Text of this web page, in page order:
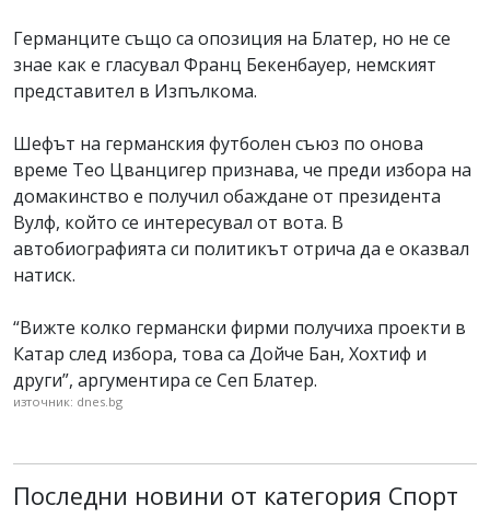
Германците също са опозиция на Блатер, но не се
знае как е гласувал Франц Бекенбауер, немският
представител в Изпълкома.
Шефът на германския футболен съюз по онова
време Тео Цванцигер признава, че преди избора на
домакинство е получил обаждане от президента
Вулф, който се интересувал от вота. В
автобиографията си политикът отрича да е оказвал
натиск.
“Вижте колко германски фирми получиха проекти в
Катар след избора, това са Дойче Бан, Хохтиф и
други”, аргументира се Сеп Блатер.
източник: dnes.bg
Последни новини от категория Спорт